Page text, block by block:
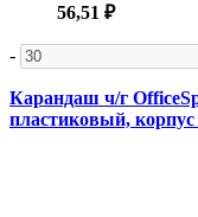
56,51 ₽
-
Карандаш ч/г
пластиковый, корпус